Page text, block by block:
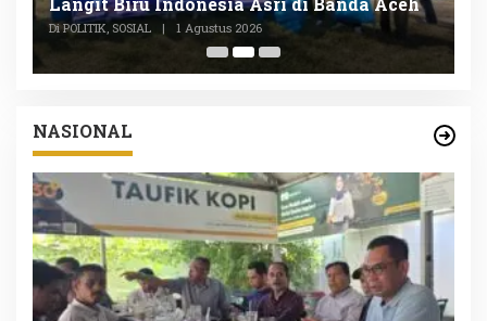
Di POLITIK, SOSIAL | 1 Agustus 2026
NASIONAL